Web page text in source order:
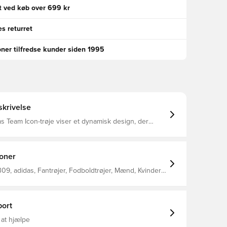
ved køb over 699 kr
returret
tilfredse kunder siden 1995
Team Icon-trøje viser et dynamisk design, der
adidas, Fantrøjer, Fodboldtrøjer, Mænd, Kvinder,
at hjælpe